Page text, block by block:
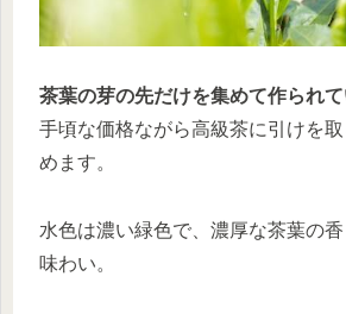
茶葉の芽の先だけを集めて作られて
手頃な価格ながら高級茶に引けを
めます。
水色は濃い緑色で、濃厚な茶葉の
味わい。